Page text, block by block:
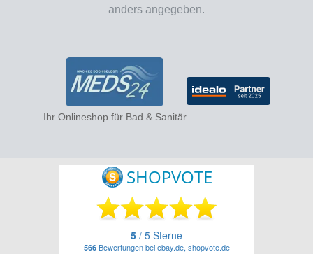
anders angegeben.
Ihr Onlineshop für Bad & Sanitär